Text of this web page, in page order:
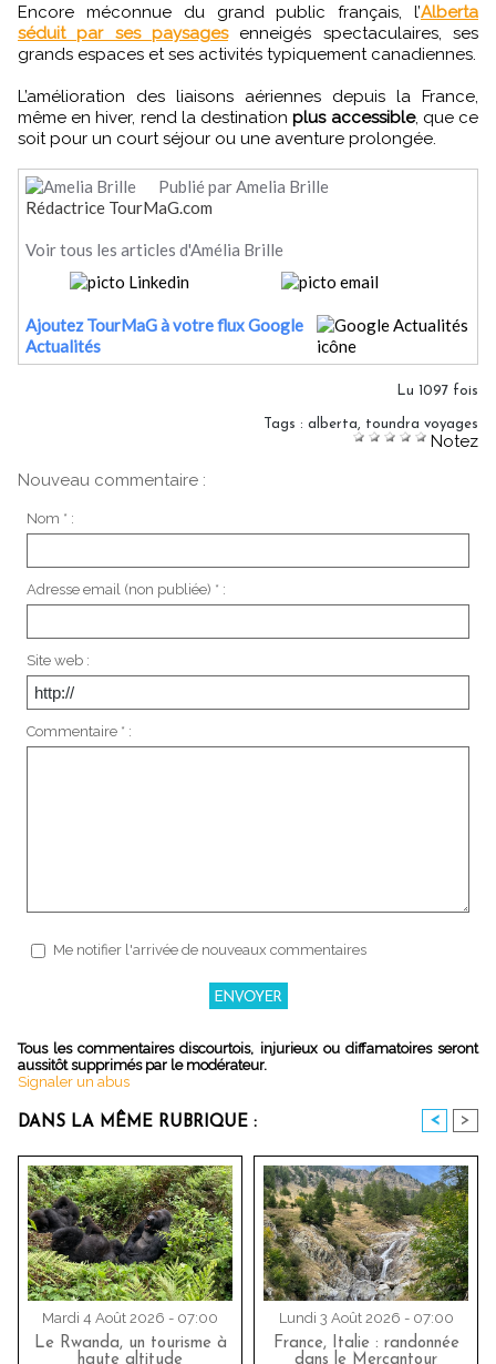
Encore méconnue du grand public français, l’Alberta
séduit par ses paysagesenneigés spectaculaires, ses
grands espaces et ses activités typiquement canadiennes.
L’amélioration des liaisons aériennes depuis la France,
même en hiver, rend la destinationplus accessible, que ce
soit pour un court séjour ou une aventure prolongée.
Publié par Amelia Brille
Rédactrice TourMaG.com
Voir tous les articles d'Amélia Brille
Ajoutez TourMaG à votre flux Google
Actualités
Lu 1097 fois
Tags : alberta, toundra voyages
Notez
Nouveau commentaire :
Nom * :
Adresse email (non publiée) * :
Site web :
Commentaire * :
Me notifier l'arrivée de nouveaux commentaires
Tous les commentaires discourtois, injurieux ou diffamatoires seront
aussitôt supprimés par le modérateur.
Signaler un abus
DANS LA MÊME RUBRIQUE : < >
Mardi 4 Août 2026 - 07:00
Le Rwanda, un tourisme à
haute altitude
Lundi 3 Août 2026 - 07:00
France, Italie : randonnée
dans le Mercantour